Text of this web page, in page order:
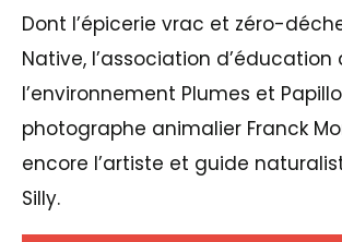
Dont l’épicerie vrac et zéro-
Native, l’association d’éducation
l’environnement Plumes et
photographe animalier Franck
encore l’artiste et guide
Silly.